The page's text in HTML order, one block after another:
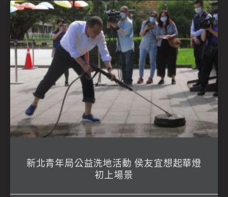
新北青年局公益洗地活動 侯友宜想起華燈
初上場景